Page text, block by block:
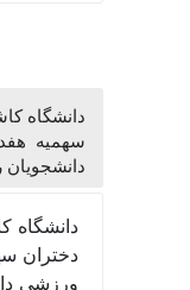
دانشگاه
سهمیه
دانشگاه
دختران
ورزشی